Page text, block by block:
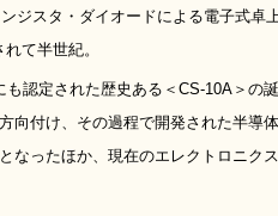
ジスタ・ダイオードによる電子式卓
て半世紀。
も認定された歴史ある＜CS-10A＞の
向付け、その過程で開発された半導
なったほか、現在のエレクトロニク